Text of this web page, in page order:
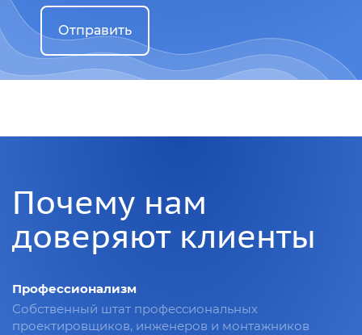
Отправить
Почему нам
доверяют клиенты
Профессионализм
Собственный штат профессиональных
проектировщиков, инженеров и монтажников